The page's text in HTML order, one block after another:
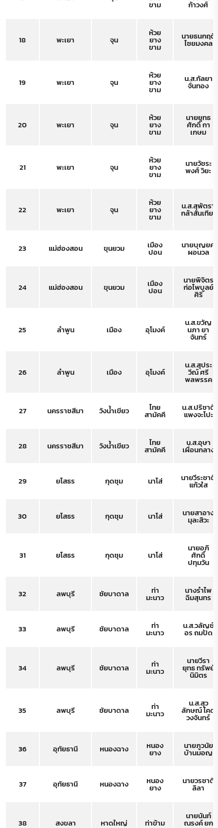
ขาม ก้าวงศ์
18 พะเยา จุน
ห้วย
ยาง
ขาม
นายธนกฤติ
ไชยมงคล
19 พะเยา จุน
ห้วย
ยาง
ขาม
น.ส.กัลยา
จั่นทอง
20 พะเยา จุน
ห้วย
ยาง
ขาม
นายยุทธ
ศักดิ์ กา
เกษม
21 พะเยา จุน
ห้วย
ยาง
ขาม
นายวัชระ
พงศ์ วิยะ
22 พะเยา จุน
ห้วย
ยาง
ขาม
น.ส.สุพัตรา
กล้าสันเทียะ
23 แม่ฮ่องสอน ขุนยวม เมือง
ปอน
นายบุญยศ
ผอนวล
24 แม่ฮ่องสอน ขุนยวม เมือง
ปอน
นายพิจิตร
ก่อไพบูลย์
ศิริ
25 ลำพูน เมือง อุโมงค์
น.ส.ขวัญ
นภา ยา
จันทร์
26 ลำพูน เมือง อุโมงค์
น.ส.สุประ
วีณ์ ศรี
พลพรรค
27 นครราชสีมา วังน้ำเขียว ไทย
สามัคคี
น.ส.ปริชาติ
แพงจะโปะ
28 นครราชสีมา วังน้ำเขียว ไทย
สามัคคี
น.ส.อุษา
เผื่อนกลาง
29 ยโสธร กุดชุม นาโส่ นายวีระชาติ
แก้วใส
30 ยโสธร กุดชุม นาโส่ นายสาอาง
มุละสิวะ
31 ยโสธร กุดชุม นาโส่
นายอภิ
ศักดิ์
ปทุมวัน
32 ลพบุรี ชัยบาดาล ท่า
มะนาว
นางรําไพ
ฉิมสุนทร
33 ลพบุรี ชัยบาดาล ท่า
มะนาว
น.ส.วลัญช์
อร ถมปัด
34 ลพบุรี ชัยบาดาล ท่า
มะนาว
นายวีรา
ยุทธ ทรัพย์
นิมิตร
35 ลพบุรี ชัยบาดาล ท่า
มะนาว
น.ส.สุว
ลักษณ์ โคด
วงจันทร์
36 อุทัยธานี หนองฉาง หนอง
ยาง
นายภูวนัย
บ้านมอญ
37 อุทัยธานี หนองฉาง หนอง
ยาง
นายวรชาติ
ลิลา
38 สงขลา หาดใหญ่ ท่าข้าม
นายนันท์
ณรงค์ ยก